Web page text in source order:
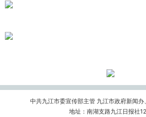
中共九江市委宣传部主管 九江市政府新闻
地址：南湖支路九江日报社